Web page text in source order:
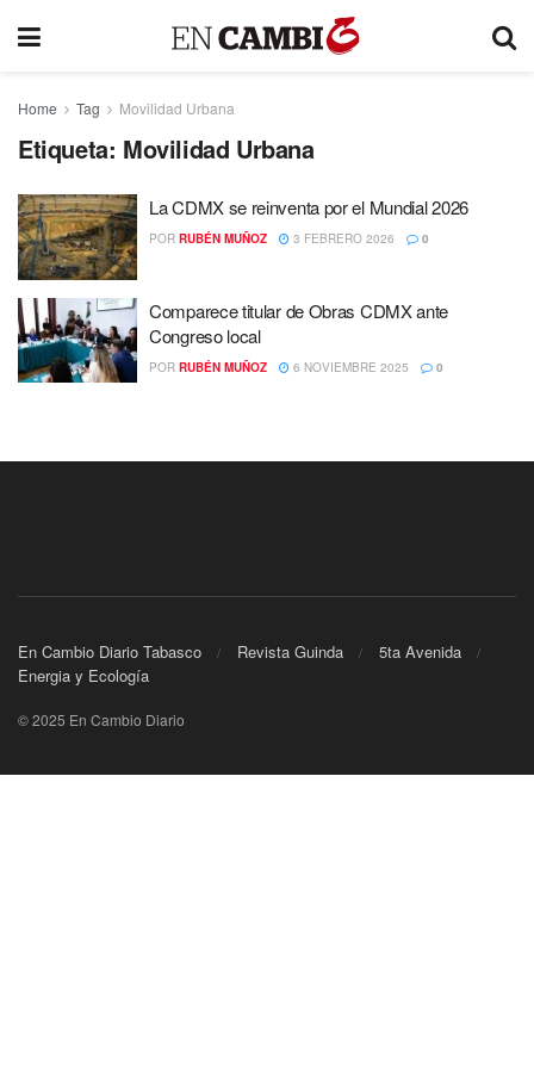
Home Tag Movilidad Urbana
Etiqueta: Movilidad Urbana
La CDMX se reinventa por el Mundial 2026
POR RUBÉN MUÑOZ 3 FEBRERO 2026 0
Comparece titular de Obras CDMX ante
Congreso local
POR RUBÉN MUÑOZ 6 NOVIEMBRE 2025 0
En Cambio Diario Tabasco Revista Guinda
5ta Avenida
Energia y Ecología
© 2025 En Cambio Diario